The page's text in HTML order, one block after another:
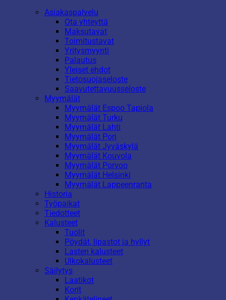
Asiakaspalvelu
Ota yhteyttä
Maksutavat
Toimitustavat
Yritysmyynti
Palautus
Yleiset ehdot
Tietosuojaseloste
Saavutettavuusseloste
Myymälät
Myymälät Espoo Tapiola
Myymälät Turku
Myymälät Lahti
Myymälät Pori
Myymälät Jyväskylä
Myymälät Kouvola
Myymälät Porvoo
Myymälät Helsinki
Myymälät Lappeenranta
Historia
Työpaikat
Tiedotteet
Kalusteet
Tuolit
Pöydät, lipastot ja hyllyt
Lasten kalusteet
Ulkokalusteet
Säilytys
Laatikot
Korit